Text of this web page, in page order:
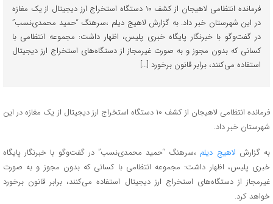
فرمانده انتظامی لاهیجان از کشف ۱۰ دستگاه استخراج ارز ديجيتال از یک مغازه
در اين شهرستان خبر داد. به گزارش لاهیج دیلم ،سرهنگ “حمید محمدی‌نسب”
در گفت‌وگو با خبرنگار پایگاه خبری پلیس، اظهار داشت: مجموعه انتظامي با
کسانی که بدون مجوز و به صورت غیرمجاز از دستگاه‌های استخراج ارز دیجیتال
استفاده مي‌كنند، برابر قانون برخورد […]
فرمانده انتظامی لاهیجان از کشف ۱۰ دستگاه استخراج ارز ديجيتال از یک مغازه در اين
شهرستان خبر داد.
به گزارش لاهیج دیلم ،سرهنگ “حمید محمدی‌نسب” در گفت‌وگو با خبرنگار پایگاه
خبری پلیس، اظهار داشت: مجموعه انتظامي با کسانی که بدون مجوز و به صورت
غیرمجاز از دستگاه‌های استخراج ارز دیجیتال استفاده مي‌كنند، برابر قانون برخورد
خواهد كرد.